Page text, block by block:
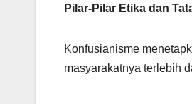
Pilar-Pilar Etika dan
Konfusianisme
masyarakatnya terlebih